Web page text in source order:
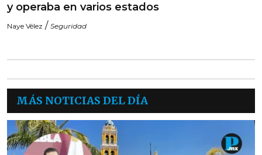
y operaba en varios estados
Naye Vélez / Seguridad
MÁS NOTICIAS DEL DÍA